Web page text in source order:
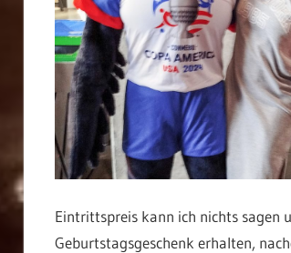
Eintrittspreis kann ich nichts sagen
Geburtstagsgeschenk erhalten,